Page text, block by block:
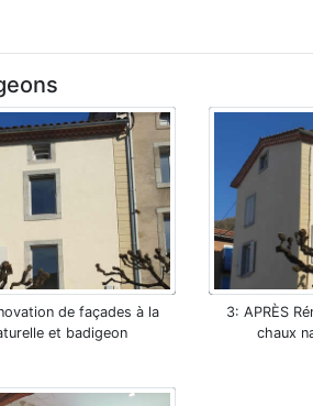
de façades à la
et badigeon
APRÈS
chaux